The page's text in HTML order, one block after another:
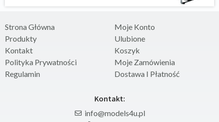
Strona Główna
Produkty
Kontakt
Polityka Prywatności
Regulamin
Moje Konto
Ulubione
Koszyk
Moje Zamówienia
Dostawa I Płatność
Kontakt:
info@models4u.pl